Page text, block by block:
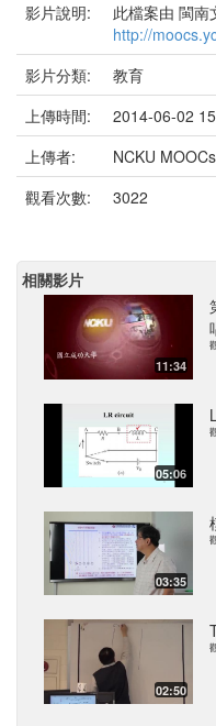
影片說明:
此檔案由 閩南
http://
影片分類:
教育
上傳時間:
2014-06-02
上傳者:
NCKU MOOCs
觀看次數:
3022
相關影片
11:34
05:06
03:35
02:50